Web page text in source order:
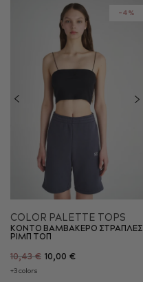
-4%
COLOR PALETTE TOPS
ΚΟΝΤΟ ΒΑΜΒΑΚΕΡΟ ΣΤΡΑΠΛΕΣ
ΡΙΜΠ ΤΟΠ
10,43 € 10,00 €
+3 colors